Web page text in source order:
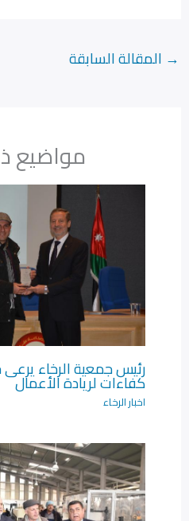
→ المقالة السابقة
مواضيع
رئيس جمعية الرخاء يرعى
كفاءات لريادة الأعمال‎
اخبار الرخاء